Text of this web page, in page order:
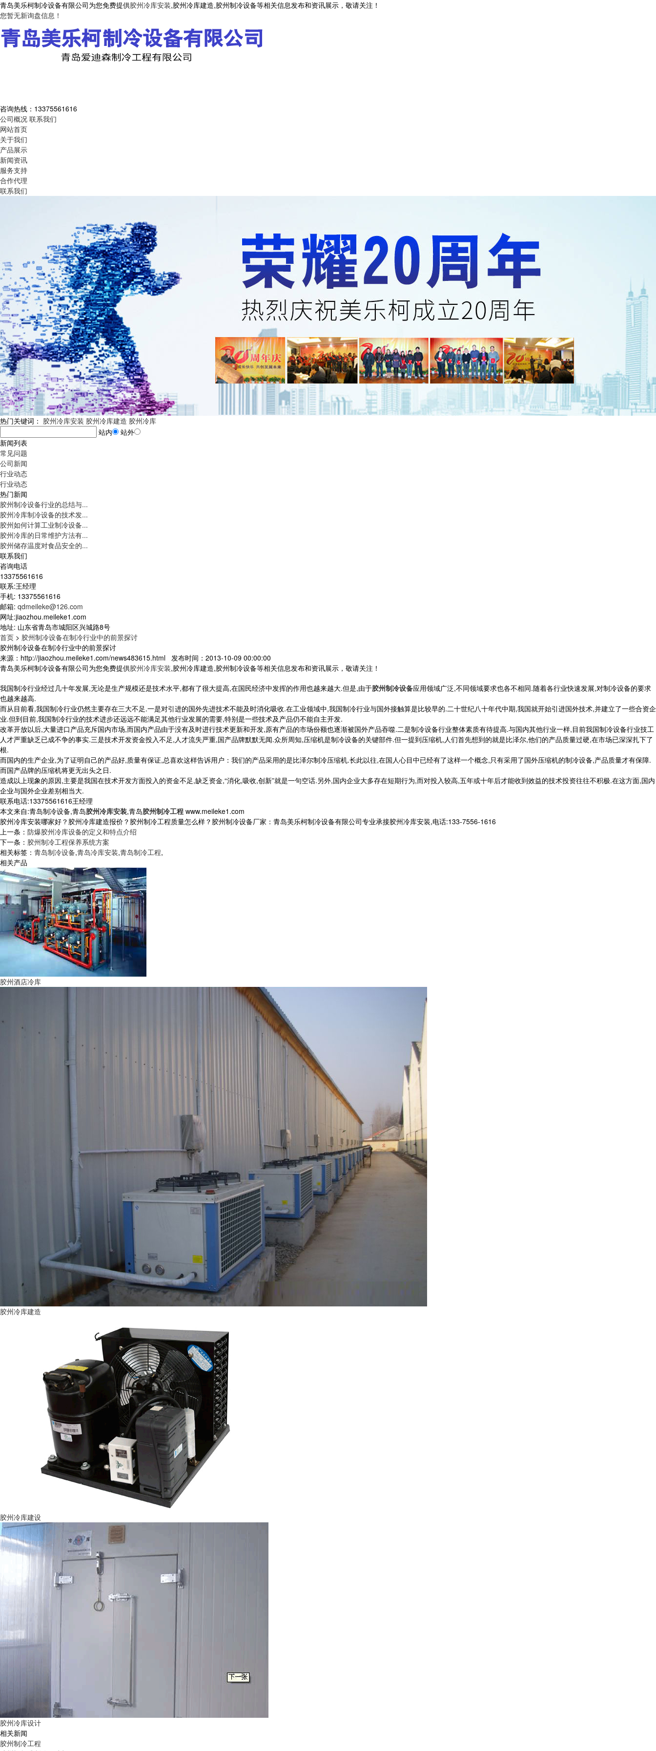
青岛美乐柯制冷设备有限公司为您免费提供胶州冷库安装,胶州冷库建造,胶州制冷设备等相关信息发布和资讯展示，敬请关注！
您暂无新询盘信息！
咨询热线： 13375561616
公司概况 联系我们
网站首页
关于我们
产品展示
新闻资讯
服务支持
合作代理
联系我们
热门关键词： 胶州冷库安装 胶州冷库建造 胶州冷库
站内
站外
新闻列表
常见问题
公司新闻
行业动态
行业动态
热门新闻
胶州制冷设备行业的总结与...
胶州冷库制冷设备的技术发...
胶州如何计算工业制冷设备...
胶州冷库的日常维护方法有...
胶州储存温度对食品安全的...
联系我们
咨询电话
13375561616
联系:王经理
手机: 13375561616
邮箱: qdmeileke@126.com
网址:jiaozhou.meileke1.com
地址: 山东省青岛市城阳区兴城路8号
首页 > 胶州制冷设备在制冷行业中的前景探讨
胶州制冷设备在制冷行业中的前景探讨
来源：http://jiaozhou.meileke1.com/news483615.html 发布时间：2013-10-09 00:00:00
青岛美乐柯制冷设备有限公司为您免费提供胶州冷库安装,胶州冷库建造,胶州制冷设备等相关信息发布和资讯展示，敬请关注！
我国制冷行业经过几十年发展,无论是生产规模还是技术水平,都有了很大提高,在国民经济中发挥的作用也越来越大.但是,由于胶州制冷设备应用领域广泛,不同领域要求也各不相同.随着各行业快速发展,对制冷设备的要求
也越来越高.
而从目前看,我国制冷行业仍然主要存在三大不足.一是对引进的国外先进技术不能及时消化吸收.在工业领域中,我国制冷行业与国外接触算是比较早的.二十世纪八十年代中期,我国就开始引进国外技术,并建立了一些合资企
业.但到目前,我国制冷行业的技术进步还远远不能满足其他行业发展的需要,特别是一些技术及产品仍不能自主开发.
改革开放以后,大量进口产品充斥国内市场,而国内产品由于没有及时进行技术更新和开发,原有产品的市场份额也逐渐被国外产品吞噬.二是制冷设备行业整体素质有待提高.与国内其他行业一样,目前我国制冷设备行业技工
人才严重缺乏已成不争的事实.三是技术开发资金投入不足,人才流失严重,国产品牌默默无闻.众所周知,压缩机是制冷设备的关键部件.但一提到压缩机,人们首先想到的就是比泽尔,他们的产品质量过硬,在市场已深深扎下了
根.
而国内的生产企业,为了证明自己的产品好,质量有保证,总喜欢这样告诉用户：我们的产品采用的是比泽尔制冷压缩机.长此以往,在国人心目中已经有了这样一个概念,只有采用了国外压缩机的制冷设备,产品质量才有保障.
而国产品牌的压缩机将更无出头之日.
造成以上现象的原因,主要是我国在技术开发方面投入的资金不足,缺乏资金,“消化,吸收,创新”就是一句空话.另外,国内企业大多存在短期行为,而对投入较高,五年或十年后才能收到效益的技术投资往往不积极.在这方面,国内
企业与国外企业差别相当大.
联系电话:13375561616王经理
本文来自:青岛制冷设备,青岛胶州冷库安装,青岛胶州制冷工程 www.meileke1.com
胶州冷库安装哪家好？胶州冷库建造报价？胶州制冷工程质量怎么样？胶州制冷设备厂家：青岛美乐柯制冷设备有限公司专业承接胶州冷库安装,电话:133-7556-1616
上一条： 防爆胶州冷库设备的定义和特点介绍
下一条： 胶州制冷工程保养系统方案
相关标签： 青岛制冷设备,青岛冷库安装,青岛制冷工程,
相关产品
胶州酒店冷库
胶州冷库建造
胶州冷库建设
胶州冷库设计
相关新闻
胶州制冷工程